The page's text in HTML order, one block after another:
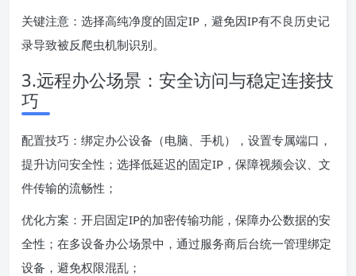
关键注意：选择高纯净度的固定IP，避免因IP有不良历史记
录导致被反爬虫机制识别。
3.远程办公场景：安全访问与稳定连接技
巧
配置技巧：绑定办公设备（电脑、手机），设置专属端口，
提升访问安全性；选择低延迟的固定IP，保障视频会议、文
件传输的流畅性；
优化方案：开启固定IP的加密传输功能，保障办公数据的安
全性；在多设备办公场景中，通过服务商后台统一管理绑定
设备，避免权限混乱；